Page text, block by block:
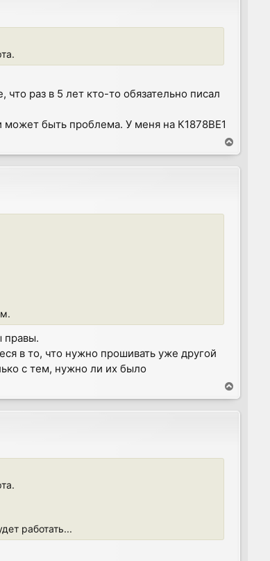
раз в 5 лет кто-то обязательно писал
может быть проблема. У меня на К1878ВЕ1
o
p
правы.
в то, что нужно прошивать уже другой
с тем, нужно ли их было
o
p
работать...